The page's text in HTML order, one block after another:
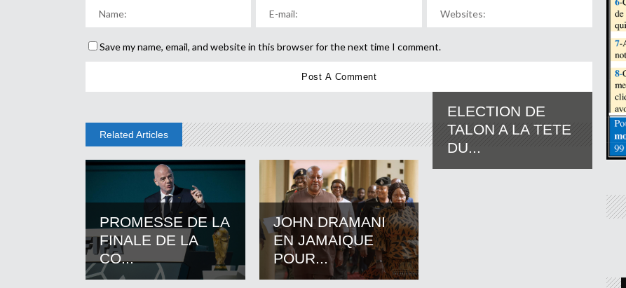
Save my name, email, and website in this browser for the next time I comment.
Related Articles
PROMESSE DE LA
FINALE DE LA
CO...
JOHN DRAMANI
EN JAMAIQUE
POUR...
ELECTION DE
TALON A LA TETE
DU...